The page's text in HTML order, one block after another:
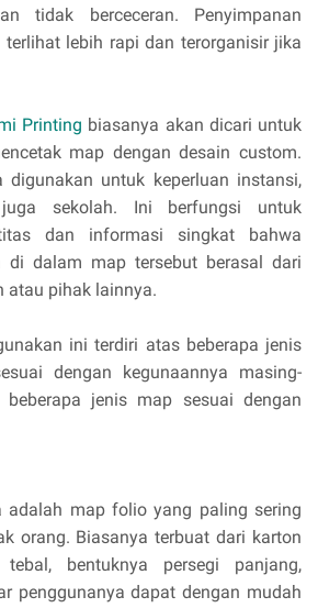
tidak berceceran. Penyimpanan
lebih rapi dan terorganisir jika
Printing biasanya akan dicari untuk
map dengan desain custom.
digunakan untuk keperluan instansi,
sekolah. Ini berfungsi untuk
dan informasi singkat bahwa
di dalam map tersebut berasal dari
atau pihak lainnya.
ini terdiri atas beberapa jenis
dengan kegunaannya masing-
jenis map sesuai dengan
adalah map folio yang paling sering
orang. Biasanya terbuat dari karton
bentuknya persegi panjang,
penggunanya dapat dengan mudah